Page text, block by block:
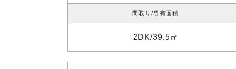
間取り 専有面積
2DK 39.5㎡